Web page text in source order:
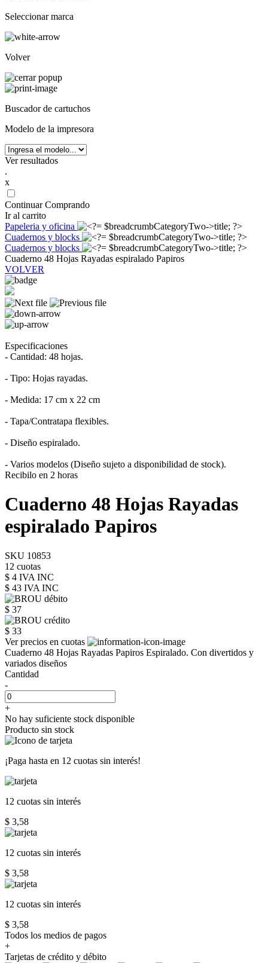
Seleccionar marca
Volver
Buscador de cartuchos
Modelo de la impresora
Ver resultados
.
x
Continuar Comprando
Ir al carrito
Papeleria y oficina
Cuadernos y blocks
Cuadernos y blocks
Cuaderno 48 Hojas Rayadas espiralado Papiros
VOLVER
Especificaciones
- Cantidad: 48 hojas.
- Tipo: Hojas rayadas.
- Medida: 17 cm x 22 cm
- Tapa/Contratapa flexibles.
- Diseño espiralado.
- Varios modelos (Diseño sujeto a disponibilidad de stock).
Recibilo en 2 horas
Cuaderno 48 Hojas Rayadas
espiralado Papiros
SKU 10853
12 cuotas
$ 4 IVA INC
$ 43 IVA INC
$ 37
$ 33
Ver precios en cuotas
Cuaderno 48 Hojas Rayadas Papiros Espiralado. Con divertidos y
variados diseños
Cantidad
-
+
No hay suficiente stock disponible
Producto sin stock
¡Paga hasta en 12 cuotas sin interés!
12 cuotas sin interés
$ 3,58
12 cuotas sin interés
$ 3,58
12 cuotas sin interés
$ 3,58
Todos los medios de pagos
+
Tarjetas de crédito y débito